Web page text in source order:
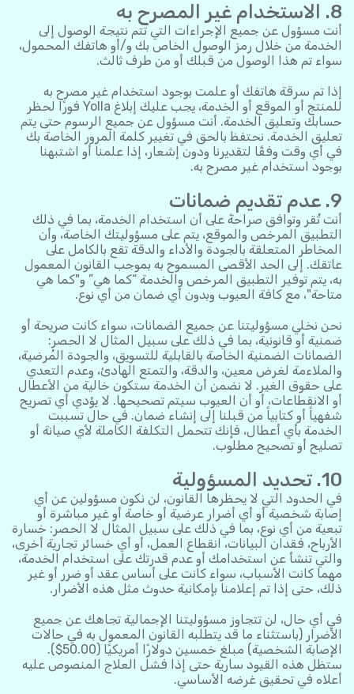
8. الاستخدام غير المصرح به
أنت مسؤول عن جميع الإجراءات التي تتم نتيجة الوصول إلى
الخدمة من خلال رمز الوصول الخاص بك و/أو هاتفك المحمول،
سواء تم هذا الوصول من قبلك أو من طرف ثالث.
إذا تم سرقة هاتفك أو علمت بوجود استخدام غير مصرح به
للمنتج أو الموقع أو الخدمة، يجب عليك إبلاغ Yolla فورًا لحظر
حسابك وتعليق الخدمة. أنت مسؤول عن جميع الرسوم حتى يتم
تعليق الخدمة. نحتفظ بالحق في تغيير كلمة المرور الخاصة بك
في أي وقت وفقًا لتقديرنا ودون إشعار، إذا علمنا أو اشتبهنا
بوجود استخدام غير مصرح به.
9. عدم تقديم ضمانات
أنت تُقر وتوافق صراحةً على أن استخدام الخدمة، بما في ذلك
التطبيق المرخص والموقع، يتم على مسؤوليتك الخاصة، وأن
المخاطر المتعلقة بالجودة والأداء والدقة تقع بالكامل على
عاتقك. إلى الحد الأقصى المسموح به بموجب القانون المعمول
به، يتم توفير التطبيق المرخص والخدمة “كما هي” و"كما هي
متاحة"، مع كافة العيوب وبدون أي ضمان من أي نوع.
نحن نخلي مسؤوليتنا عن جميع الضمانات، سواء كانت صريحة أو
ضمنية أو قانونية، بما في ذلك على سبيل المثال لا الحصر:
الضمانات الضمنية الخاصة بالقابلية للتسويق، والجودة المُرضية،
والملاءمة لغرض معين، والدقة، والتمتع الهادئ، وعدم التعدي
على حقوق الغير. لا نضمن أن الخدمة ستكون خالية من الأعطال
أو الانقطاعات، أو أن العيوب سيتم تصحيحها. لا يؤدي أي تصريح
شفهياً أو كتابياً من قبلنا إلى إنشاء ضمان. في حال تسببت
الخدمة بأي أعطال، فإنك تتحمل التكلفة الكاملة لأي صيانة أو
تصليح أو تصحيح مطلوب.
10. تحديد المسؤولية
في الحدود التي لا يحظرها القانون، لن نكون مسؤولين عن أي
إصابة شخصية أو أي أضرار عرضية أو خاصة أو غير مباشرة أو
تبعية من أي نوع، بما في ذلك على سبيل المثال لا الحصر: خسارة
الأرباح، فقدان البيانات، انقطاع العمل، أو أي خسائر تجارية أخرى،
والتي تنشأ عن استخدامك أو عدم قدرتك على استخدام الخدمة،
مهما كانت الأسباب، سواء كانت على أساس عقد أو ضرر أو غير
ذلك، حتى إذا تم إعلامنا بإمكانية حدوث مثل هذه الأضرار.
في أي حال، لن تتجاوز مسؤوليتنا الإجمالية تجاهك عن جميع
الأضرار (باستثناء ما قد يتطلبه القانون المعمول به في حالات
الإصابة الشخصية) مبلغ خمسين دولارًا أمريكيًا (50.00$).
ستظل هذه القيود سارية حتى إذا فشل العلاج المنصوص عليه
أعلاه في تحقيق غرضه الأساسي.